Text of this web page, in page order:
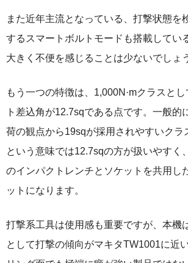
また近年主流となっている、打撃状態を
するスマートボルトモードも搭載してい
大きく不便を感じることは少ないでしょ
もう一つの特徴は、1,000N·mクラスと
ト差込角が12.7sqである点です。一般的
荷の観点から19sqが採用されやすいクラ
という意味では12.7sqの方が扱いやすく
のインパクトレンチとソケットを共用し
ットになります。
打撃系工具は使用感も重要ですが、本機
として打撃の傾向がマキタTW1001に近